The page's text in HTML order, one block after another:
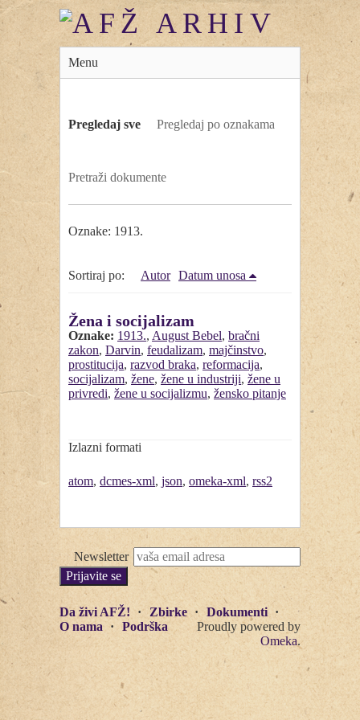
Menu
Pregledaj sve Pregledaj po oznakama
Pretraži dokumente
Oznake: 1913.
Sortiraj po: Autor Datum unosa
Žena i socijalizam
Oznake: 1913., August Bebel, bračni
zakon, Darvin, feudalizam, majčinstvo,
prostitucija, razvod braka, reformacija,
socijalizam, žene, žene u industriji, žene u
privredi, žene u socijalizmu, žensko pitanje
Izlazni formati
atom, dcmes-xml, json, omeka-xml, rss2
Newsletter
Da živi AFŽ! Zbirke
Dokumenti
O nama
Podrška
Proudly powered by
Omeka.